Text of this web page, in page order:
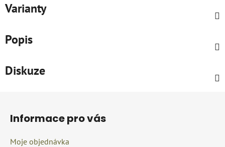
Varianty
Popis
Diskuze
Informace pro vás
Moje objednávka